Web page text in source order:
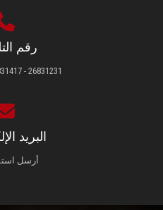
رقم
26831231 - 26831417 - 26831474
البريد
أرسل